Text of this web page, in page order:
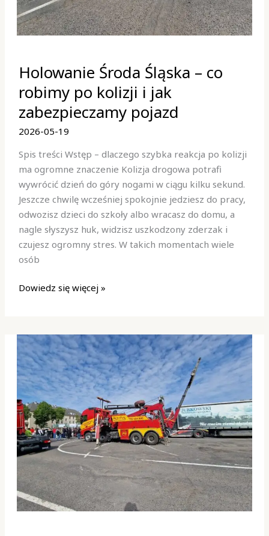
Holowanie Środa Śląska – co
robimy po kolizji i jak
zabezpieczamy pojazd
2026-05-19
Spis treści Wstęp – dlaczego szybka reakcja po kolizji
ma ogromne znaczenie Kolizja drogowa potrafi
wywrócić dzień do góry nogami w ciągu kilku sekund.
Jeszcze chwilę wcześniej spokojnie jedziesz do pracy,
odwozisz dzieci do szkoły albo wracasz do domu, a
nagle słyszysz huk, widzisz uszkodzony zderzak i
czujesz ogromny stres. W takich momentach wiele
osób
Środa
Śląska
–
co
robimy
kolizji
i
jak
zabezpieczamy
pojazd
Dowiedz się więcej »